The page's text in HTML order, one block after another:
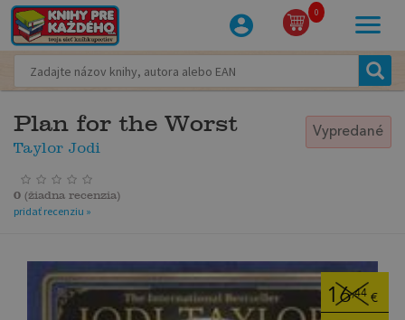
0
Plan for the Worst
Taylor Jodi
Vypredané
0 (žiadna recenzia)
pridať recenziu »
16,44 €